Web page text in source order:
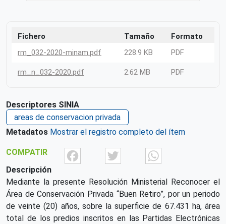
Fichero Tamaño
Formato
rm_032-2020-minam.pdf
228.9 KB PDF
rm_n_032-2020.pdf 2.62 MB PDF
Descriptores SINIA
areas de conservacion privada
Metadatos Mostrar el registro completo del ítem
COMPATIR FacebookTwitter
Descripción
Mediante la presente Resolución Ministerial Reconocer el
Área de Conservación Privada “Buen Retiro”, por un periodo
de veinte (20) años, sobre la superficie de 67.431 ha, área
total de los predios inscritos en las Partidas Electrónicas